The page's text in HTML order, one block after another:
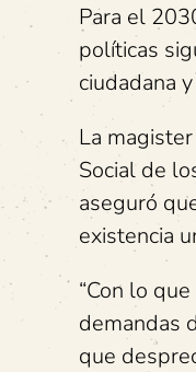
Para el
políticas
ciudadana
La
Social de
aseguró
existencia
“Con lo
demandas
que